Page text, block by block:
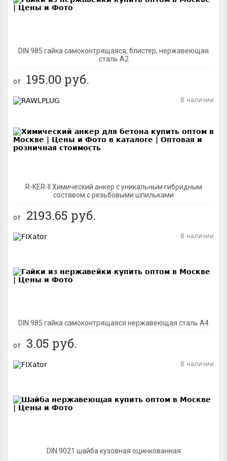
DIN 985 гайка самоконтрящаяся, блистер, нержавеющая
сталь A2
от 195.00 руб.
R-KER-II Химический анкер с уникальным гибридным
составом с резьбовыми шпильками
В наличии
от 2193.65 руб.
DIN 985 гайка самоконтрящаяся нержавеющая сталь A4
В наличии
от 3.05 руб.
DIN 9021 шайба кузовная оцинкованная
В наличии